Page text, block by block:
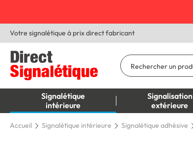
Votre signalétique à prix direct fabricant
Signalétique
intérieure
Signalisation
extérieure
Accueil Signalétique intérieure Signalétique adhésive